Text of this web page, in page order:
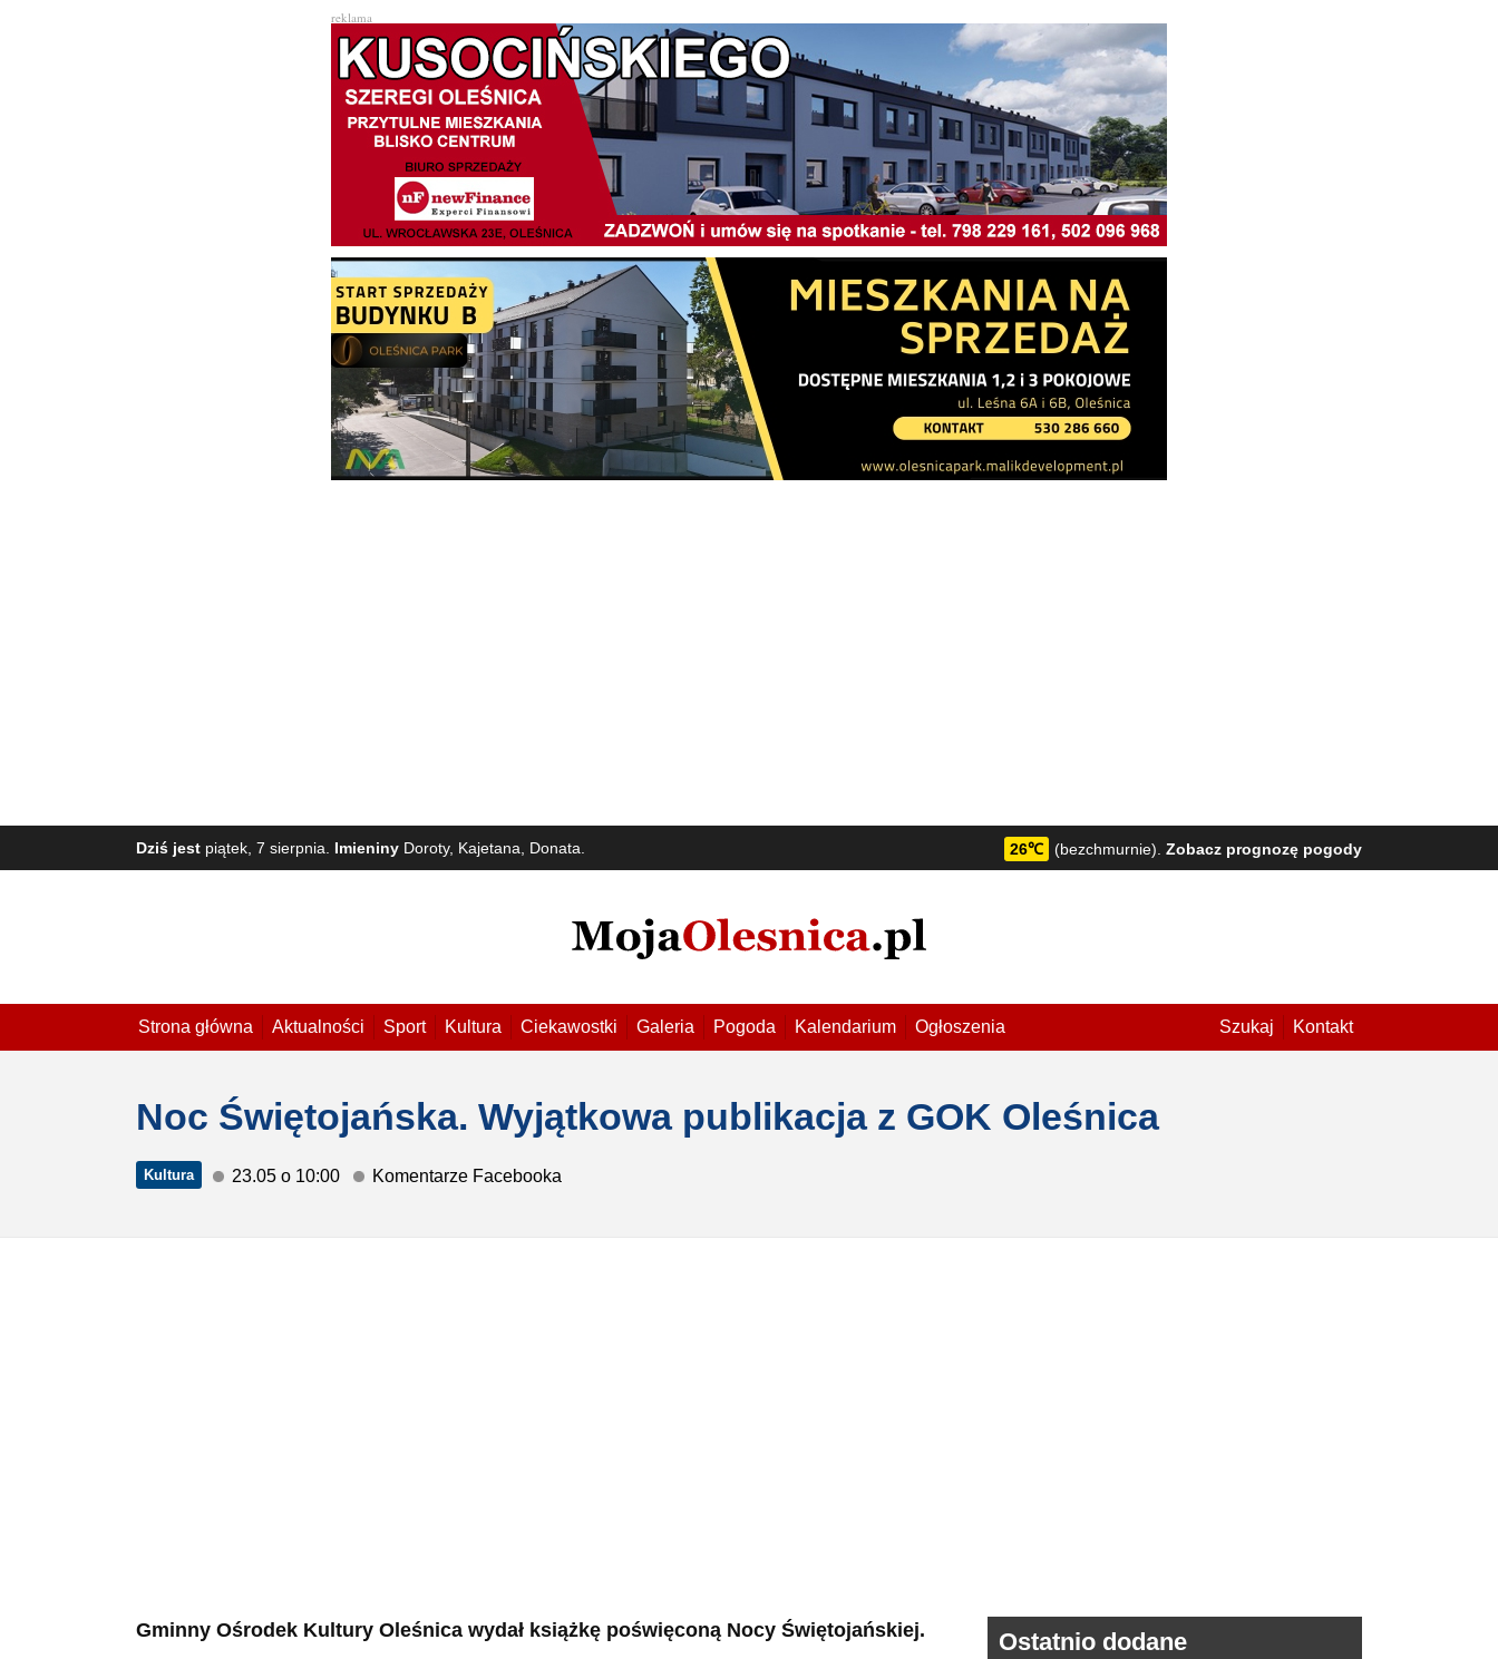
reklama
Dziś jest piątek, 7 sierpnia. Imieniny Doroty, Kajetana, Donata. 26℃ (bezchmurnie). Zobacz prognozę pogody
Strona główna Aktualności Sport Kultura Ciekawostki Galeria Pogoda Kalendarium Ogłoszenia Szukaj Kontakt
Noc Świętojańska. Wyjątkowa publikacja z GOK Oleśnica
Kultura 23.05 o 10:00 Komentarze Facebooka
Gminny Ośrodek Kultury Oleśnica wydał książkę poświęconą Nocy Świętojańskiej. Ostatnio dodane